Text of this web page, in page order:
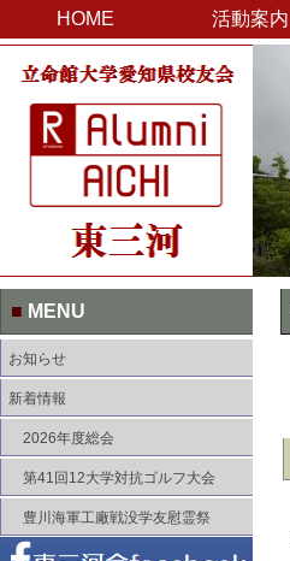
HOME 活動案内
■ MENU
お知らせ
新着情報
2026年度総会
第41回12大学対抗ゴルフ大会
豊川海軍工廠戦没学友慰霊祭